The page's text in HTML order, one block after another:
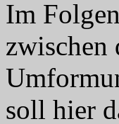
Im
zwischen
soll hier